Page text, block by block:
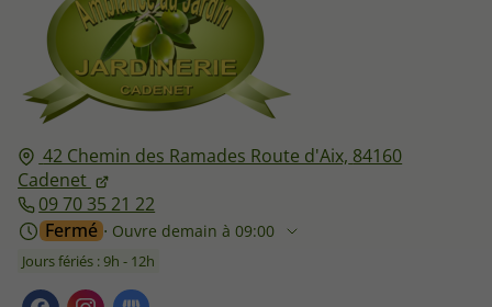
42 Chemin des Ramades Route d'Aix, 84160
Cadenet
09 70 35 21 22
Fermé ⋅ Ouvre demain à 09:00
Jours fériés : 9h - 12h